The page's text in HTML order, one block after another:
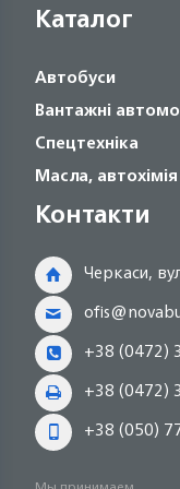
Каталог
Автобуси
Вантажні
Спецтехніка
Масла, автохімія
Контакти
Черкаси,
+38 (0472)
+38 (0472)
+38 (050)